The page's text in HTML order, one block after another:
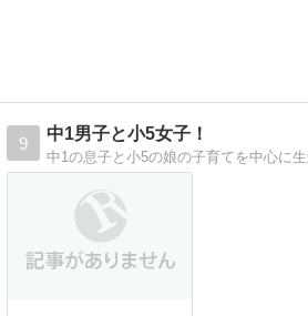
9
中1男子と小5女子！